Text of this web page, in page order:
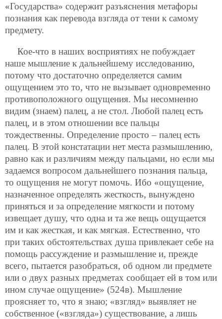
«Государства» содержит разъяснения метафоры
познания как перевода взгляда от тени к самому
предмету.
Кое-что в наших восприятиях не побуждает
наше мышление к дальнейшему исследованию,
потому что достаточно определяется самим
ощущением это то, что не вызывает одновременно
противоположного ощущения. Мы несомненно
видим (знаем) палец, а не стол. Любой палец есть
палец, и в этом отношении все пальцы
тождественны. Определение просто – палец есть
палец. В этой констатации нет места размышлению,
равно как и различиям между пальцами, но если мы
задаемся вопросом дальнейшего познания пальца,
то ощущения не могут помочь. Ибо «ощущение,
назначенное определять жесткость, вынуждено
приняться и за определение мягкости и потому
извещает душу, что одна и та же вещь ощущается
им и как жесткая, и как мягкая. Естественно, что
при таких обстоятельствах душа привлекает себе на
помощь рассуждение и размышление и, прежде
всего, пытается разобраться, об одном ли предмете
или о двух разных предметах сообщает ей в том или
ином случае ощущение» (524в). Мышление
проясняет то, что я знаю; «взгляд» выявляет не
собственное («взгляда») существование, а лишь